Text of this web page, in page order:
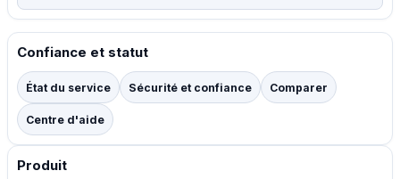
Confiance et statut
État du service Sécurité et confiance Comparer
Centre d'aide
Produit